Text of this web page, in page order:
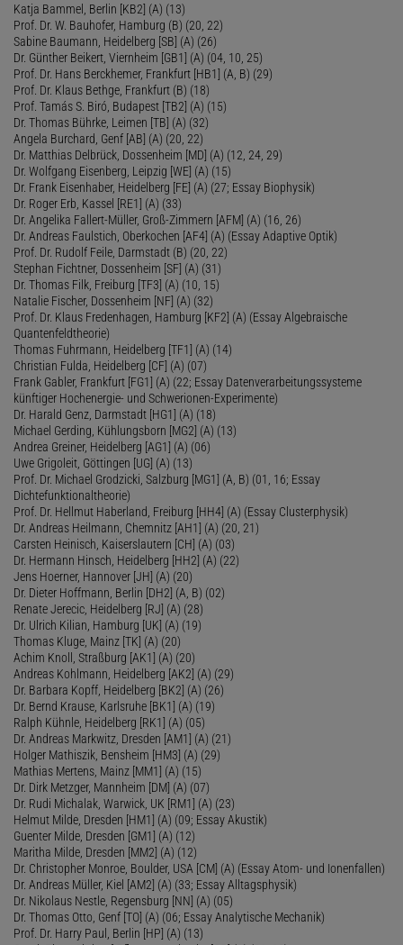
Katja Bammel, Berlin [KB2] (A) (13)
Prof. Dr. W. Bauhofer, Hamburg (B) (20, 22)
Sabine Baumann, Heidelberg [SB] (A) (26)
Dr. Günther Beikert, Viernheim [GB1] (A) (04, 10, 25)
Prof. Dr. Hans Berckhemer, Frankfurt [HB1] (A, B) (29)
Prof. Dr. Klaus Bethge, Frankfurt (B) (18)
Prof. Tamás S. Biró, Budapest [TB2] (A) (15)
Dr. Thomas Bührke, Leimen [TB] (A) (32)
Angela Burchard, Genf [AB] (A) (20, 22)
Dr. Matthias Delbrück, Dossenheim [MD] (A) (12, 24, 29)
Dr. Wolfgang Eisenberg, Leipzig [WE] (A) (15)
Dr. Frank Eisenhaber, Heidelberg [FE] (A) (27; Essay Biophysik)
Dr. Roger Erb, Kassel [RE1] (A) (33)
Dr. Angelika Fallert-Müller, Groß-Zimmern [AFM] (A) (16, 26)
Dr. Andreas Faulstich, Oberkochen [AF4] (A) (Essay Adaptive Optik)
Prof. Dr. Rudolf Feile, Darmstadt (B) (20, 22)
Stephan Fichtner, Dossenheim [SF] (A) (31)
Dr. Thomas Filk, Freiburg [TF3] (A) (10, 15)
Natalie Fischer, Dossenheim [NF] (A) (32)
Prof. Dr. Klaus Fredenhagen, Hamburg [KF2] (A) (Essay Algebraische
Quantenfeldtheorie)
Thomas Fuhrmann, Heidelberg [TF1] (A) (14)
Christian Fulda, Heidelberg [CF] (A) (07)
Frank Gabler, Frankfurt [FG1] (A) (22; Essay Datenverarbeitungssysteme
künftiger Hochenergie- und Schwerionen-Experimente)
Dr. Harald Genz, Darmstadt [HG1] (A) (18)
Michael Gerding, Kühlungsborn [MG2] (A) (13)
Andrea Greiner, Heidelberg [AG1] (A) (06)
Uwe Grigoleit, Göttingen [UG] (A) (13)
Prof. Dr. Michael Grodzicki, Salzburg [MG1] (A, B) (01, 16; Essay
Dichtefunktionaltheorie)
Prof. Dr. Hellmut Haberland, Freiburg [HH4] (A) (Essay Clusterphysik)
Dr. Andreas Heilmann, Chemnitz [AH1] (A) (20, 21)
Carsten Heinisch, Kaiserslautern [CH] (A) (03)
Dr. Hermann Hinsch, Heidelberg [HH2] (A) (22)
Jens Hoerner, Hannover [JH] (A) (20)
Dr. Dieter Hoffmann, Berlin [DH2] (A, B) (02)
Renate Jerecic, Heidelberg [RJ] (A) (28)
Dr. Ulrich Kilian, Hamburg [UK] (A) (19)
Thomas Kluge, Mainz [TK] (A) (20)
Achim Knoll, Straßburg [AK1] (A) (20)
Andreas Kohlmann, Heidelberg [AK2] (A) (29)
Dr. Barbara Kopff, Heidelberg [BK2] (A) (26)
Dr. Bernd Krause, Karlsruhe [BK1] (A) (19)
Ralph Kühnle, Heidelberg [RK1] (A) (05)
Dr. Andreas Markwitz, Dresden [AM1] (A) (21)
Holger Mathiszik, Bensheim [HM3] (A) (29)
Mathias Mertens, Mainz [MM1] (A) (15)
Dr. Dirk Metzger, Mannheim [DM] (A) (07)
Dr. Rudi Michalak, Warwick, UK [RM1] (A) (23)
Helmut Milde, Dresden [HM1] (A) (09; Essay Akustik)
Guenter Milde, Dresden [GM1] (A) (12)
Maritha Milde, Dresden [MM2] (A) (12)
Dr. Christopher Monroe, Boulder, USA [CM] (A) (Essay Atom- und Ionenfallen)
Dr. Andreas Müller, Kiel [AM2] (A) (33; Essay Alltagsphysik)
Dr. Nikolaus Nestle, Regensburg [NN] (A) (05)
Dr. Thomas Otto, Genf [TO] (A) (06; Essay Analytische Mechanik)
Prof. Dr. Harry Paul, Berlin [HP] (A) (13)